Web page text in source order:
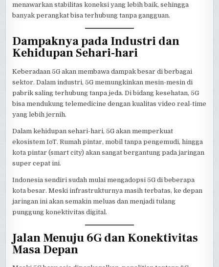
menawarkan stabilitas koneksi yang lebih baik, sehingga
banyak perangkat bisa terhubung tanpa gangguan.
Dampaknya pada Industri dan
Kehidupan Sehari-hari
Keberadaan 5G akan membawa dampak besar di berbagai
sektor. Dalam industri, 5G memungkinkan mesin-mesin di
pabrik saling terhubung tanpa jeda. Di bidang kesehatan, 5G
bisa mendukung telemedicine dengan kualitas video real-time
yang lebih jernih.
Dalam kehidupan sehari-hari, 5G akan memperkuat
ekosistem IoT. Rumah pintar, mobil tanpa pengemudi, hingga
kota pintar (smart city) akan sangat bergantung pada jaringan
super cepat ini.
Indonesia sendiri sudah mulai mengadopsi 5G di beberapa
kota besar. Meski infrastrukturnya masih terbatas, ke depan
jaringan ini akan semakin meluas dan menjadi tulang
punggung konektivitas digital.
Jalan Menuju 6G dan Konektivitas
Masa Depan